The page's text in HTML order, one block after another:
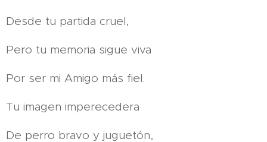
Desde tu partida cruel,
Pero tu memoria sigue viva
Por ser mi Amigo más fiel.
Tu imagen imperecedera
De perro bravo y juguetón,